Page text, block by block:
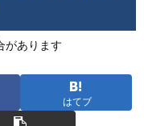
があります
はてブ